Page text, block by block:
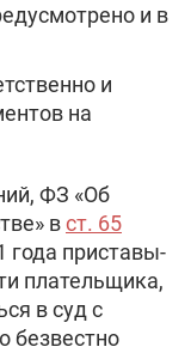
и в
и
на
ФЗ «Об
вст. 65
года приставы-
плательщика,
в суд с
безвестно